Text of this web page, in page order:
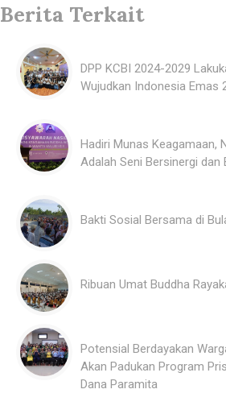
Berita Terkait
DPP KCBI 2024-2029
Wujudkan Indonesia Emas
Hadiri Munas Keagamaan,
Adalah Seni Bersinergi dan
Bakti Sosial Bersama di
Ribuan Umat Buddha
Potensial Berdayakan
Akan Padukan Program
Dana Paramita